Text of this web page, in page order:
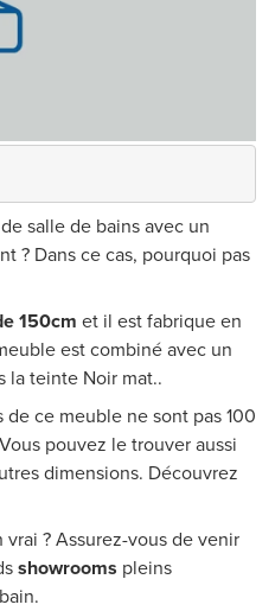
salle de bains avec un
? Dans ce cas, pourquoi pas
150cm et il est fabrique en
est combiné avec un
la teinte Noir mat..
ce meuble ne sont pas 100
pouvez le trouver aussi
dimensions. Découvrez
? Assurez-vous de venir
showrooms pleins